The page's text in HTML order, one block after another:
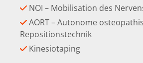
 NOI – Mobilisation des
 AORT – Autonome
Repositionstechnik
 Kinesiotaping